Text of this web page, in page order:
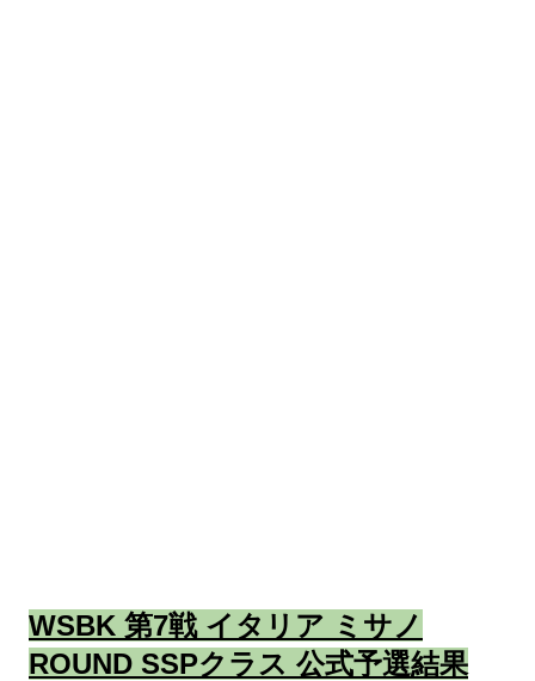
WSBK 第7戦 イタリア ミサノ
ROUND SSPクラス 公式予選結果